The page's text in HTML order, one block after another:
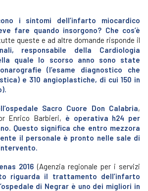
i sintomi dell’infarto miocardico
fare quando insorgono? Che cos’è
queste e ad altre domande risponde il
responsabile della Cardiologia
quale lo scorso anno sono state
(l’esame diagnostico che
e 310 angioplastiche, di cui 150 in
Sacro Cuore Don Calabria,
Enrico Barbieri, è operativa h24 per
Questo significa che entro mezzora
il personale è pronto nelle sale di
2016 (Agenzia regionale per i servizi
riguarda il trattamento dell’infarto
di Negrar è uno dei migliori in